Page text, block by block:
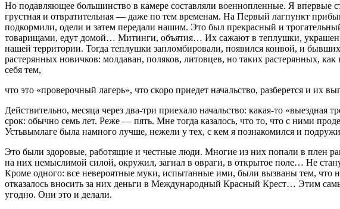
Но подавляющее большинство в камере составляли военнопленные. Я впервые
грустная и отвратительная — даже по тем временам. На Первый лагпункт
подкормили, одели и затем передали нашим. Это был прекрасный и
товарищами, едут домой… Митинги, объятия… Их сажают в теплушки,
нашей территории. Тогда теплушки запломбировали, появился конвой, и
растерянных новичков: молдаван, поляков, литовцев, но таких растерянных,
себя тем,
что это «проверочный лагерь», что скоро приедет начальство, разберется и их
Действительно, месяца через два-три приехало начальство: какая-то
срок: обычно семь лет. Реже — пять. Мне тогда казалось, что то, что с ними
Устьвымлаге была намного лучше, нежели у тех, с кем я познакомился и
Это были здоровые, работящие и честные люди. Многие из них попали в плен
на них немыслимой силой, окружил, загнал в овраги, в открытое поле… Не
Кроме одного: все невероятные муки, испытанные ими, были вызваны тем, что
отказалось вносить за них деньги в Международный Красный Крест… Этим
угодно. Они это и делали.